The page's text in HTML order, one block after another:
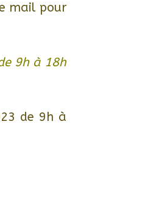
mail pour
9h à 18h
de 9h à